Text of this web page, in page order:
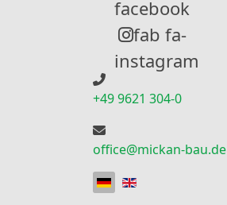
facebook
fab fa-
instagram
+49 9621 304-0
office@mickan-bau.de
Sprache auswählen